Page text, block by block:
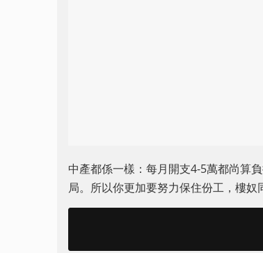
中產都係一樣：每月開支4-5萬都尚算
局。所以你更加要努力保住份工，樓奴